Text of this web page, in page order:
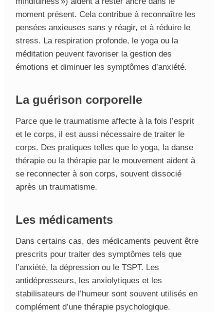
moment présent. Cela contribue à reconnaître les
pensées anxieuses sans y réagir, et à réduire le
stress. La respiration profonde, le yoga ou la
méditation peuvent favoriser la gestion des
émotions et diminuer les symptômes d’anxiété.
La guérison corporelle
Parce que le traumatisme affecte à la fois l’esprit
et le corps, il est aussi nécessaire de traiter le
corps. Des pratiques telles que le yoga, la danse
thérapie ou la thérapie par le mouvement aident à
se reconnecter à son corps, souvent dissocié
après un traumatisme.
Les médicaments
Dans certains cas, des médicaments peuvent être
prescrits pour traiter des symptômes tels que
l’anxiété, la dépression ou le TSPT. Les
antidépresseurs, les anxiolytiques et les
stabilisateurs de l’humeur sont souvent utilisés en
complément d’une thérapie psychologique.